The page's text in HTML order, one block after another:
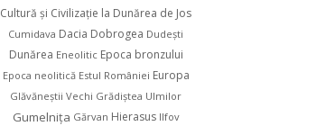
Cultură şi Civilizaţie la Dunărea de Jos
Cumidava Dacia Dobrogea Dudești
Dunărea Eneolitic Epoca bronzului
Epoca neolitică Estul României Europa
Glăvăneştii Vechi Grădiștea Ulmilor
Gumelniţa Gărvan Hierasus Ilfov